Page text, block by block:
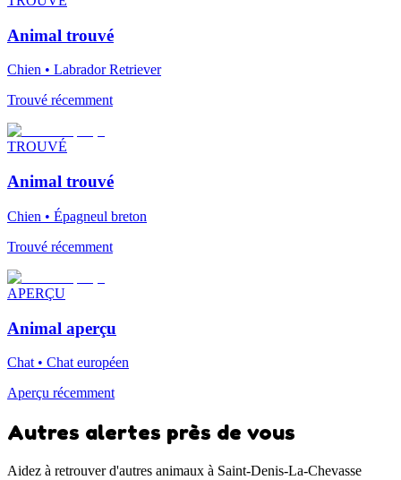
Animal trouvé
Chien • Labrador Retriever
Trouvé récemment
TROUVÉ
Animal trouvé
Chien • Épagneul breton
Trouvé récemment
APERÇU
Animal aperçu
Chat • Chat européen
Aperçu récemment
Autres alertes près de vous
Aidez à retrouver d'autres animaux à Saint-Denis-La-Chevasse